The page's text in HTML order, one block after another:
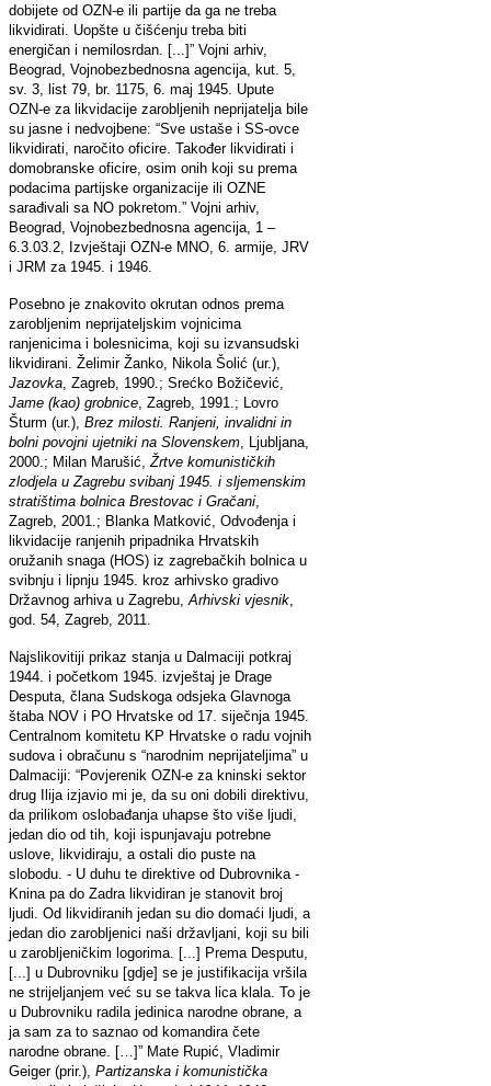
dobijete od OZN-e ili partije da ga ne treba
likvidirati. Uopšte u čišćenju treba biti
energičan i nemilosrdan. [...]” Vojni arhiv,
Beograd, Vojnobezbednosna agencija, kut. 5,
sv. 3, list 79, br. 1175, 6. maj 1945. Upute
OZN-e za likvidacije zarobljenih neprijatelja bile
su jasne i nedvojbene: “Sve ustaše i SS-ovce
likvidirati, naročito oficire. Također likvidirati i
domobranske oficire, osim onih koji su prema
podacima partijske organizacije ili OZNE
sarađivali sa NO pokretom.” Vojni arhiv,
Beograd, Vojnobezbednosna agencija, 1 –
6.3.03.2, Izvještaji OZN-e MNO, 6. armije, JRV
i JRM za 1945. i 1946.
Posebno je znakovito okrutan odnos prema
zarobljenim neprijateljskim vojnicima
ranjenicima i bolesnicima, koji su izvansudski
likvidirani. Želimir Žanko, Nikola Šolić (ur.),
Jazovka , Zagreb, 1990.; Srećko Božičević,
Jame (kao) grobnice , Zagreb, 1991.; Lovro
Šturm (ur.), Brez milosti. Ranjeni, invalidni in
bolni povojni ujetniki na Slovenskem , Ljubljana,
2000.; Milan Marušić, Žrtve komunističkih
zlodjela u Zagrebu svibanj 1945. i sljemenskim
stratištima bolnica Brestovac i Gračani
Zagreb, 2001.; Blanka Matković, Odvođenja i
likvidacije ranjenih pripadnika Hrvatskih
oružanih snaga (HOS) iz zagrebačkih bolnica u
svibnju i lipnju 1945. kroz arhivsko gradivo
Državnog arhiva u Zagrebu, Arhivski vjesnik
god. 54, Zagreb, 2011.
Najslikovitiji prikaz stanja u Dalmaciji potkraj
1944. i početkom 1945. izvještaj je Drage
Desputa, člana Sudskoga odsjeka Glavnoga
štaba NOV i PO Hrvatske od 17. siječnja 1945.
Centralnom komitetu KP Hrvatske o radu vojnih
sudova i obračunu s “narodnim neprijateljima” u
Dalmaciji: “Povjerenik OZN-e za kninski sektor
drug Ilija izjavio mi je, da su oni dobili direktivu,
da prilikom oslobađanja uhapse što više ljudi,
jedan dio od tih, koji ispunjavaju potrebne
uslove, likvidiraju, a ostali dio puste na
slobodu. - U duhu te direktive od Dubrovnika -
Knina pa do Zadra likvidiran je stanovit broj
ljudi. Od likvidiranih jedan su dio domaći ljudi, a
jedan dio zarobljenici naši državljani, koji su bili
u zarobljeničkim logorima. [...] Prema Desputu,
[...] u Dubrovniku [gdje] se je justifikacija vršila
ne strijeljanjem već su se takva lica klala. To je
u Dubrovniku radila jedinica narodne obrane, a
ja sam za to saznao od komandira čete
narodne obrane. […]” Mate Rupić, Vladimir
Geiger (prir.), Partizanska i komunistička